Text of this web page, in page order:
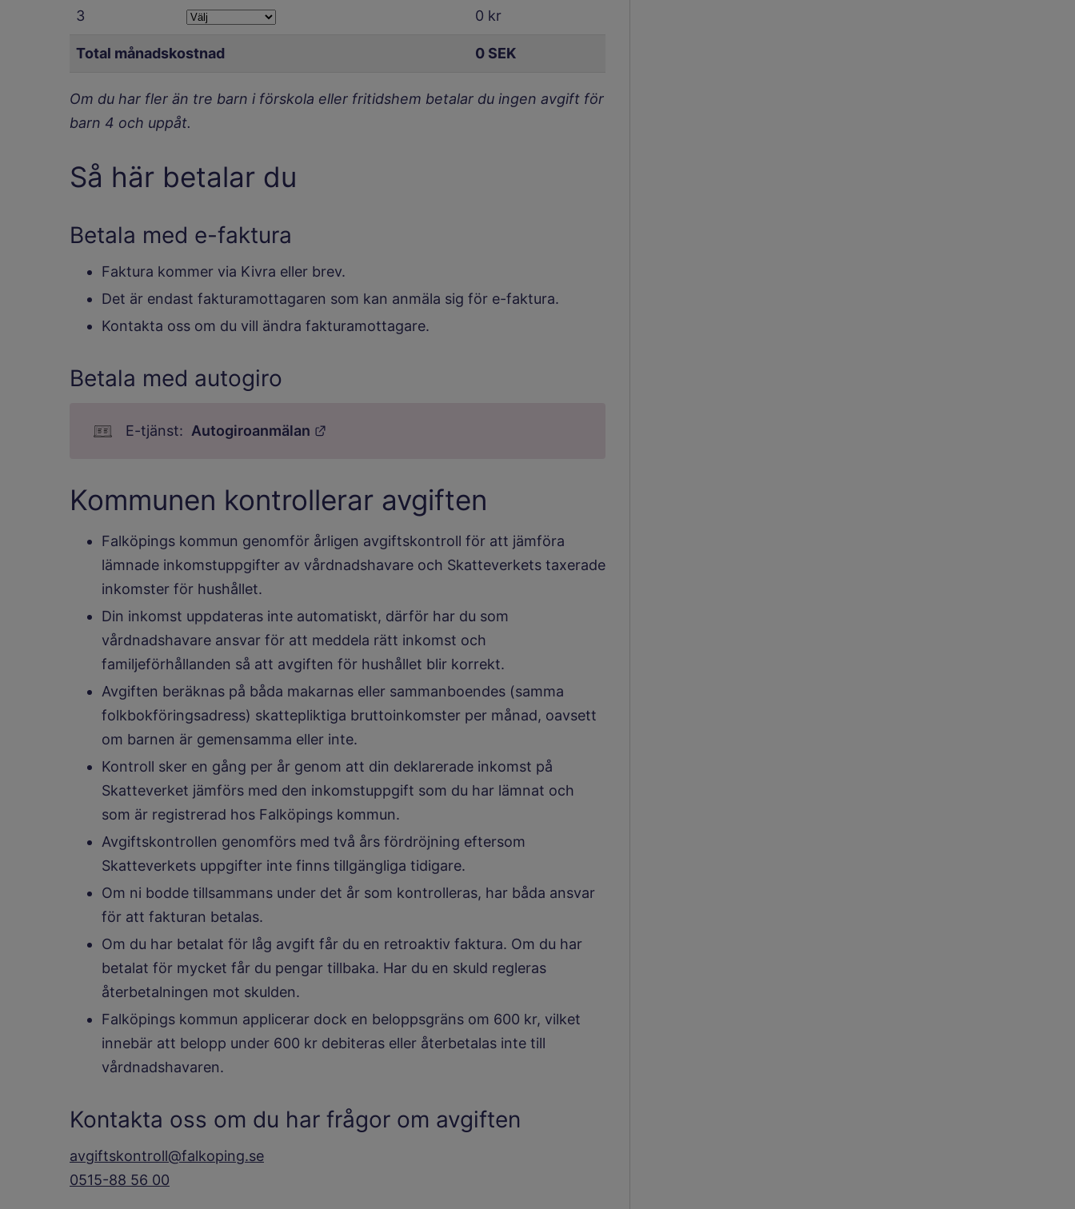
3 0 kr
Total månadskostnad 0 SEK
Om du har fler än tre barn i förskola eller fritidshem betalar du ingen avgift för
barn 4 och uppåt.
Så här betalar du
Betala med e-faktura
Faktura kommer via Kivra eller brev.
Det är endast fakturamottagaren som kan anmäla sig för e-faktura.
Kontakta oss om du vill ändra fakturamottagare.
Betala med autogiro
Autogiroanmälan
Kommunen kontrollerar avgiften
Falköpings kommun genomför årligen avgiftskontroll för att jämföra
lämnade inkomstuppgifter av vårdnadshavare och Skatteverkets taxerade
inkomster för hushållet.
Din inkomst uppdateras inte automatiskt, därför har du som
vårdnadshavare ansvar för att meddela rätt inkomst och
familjeförhållanden så att avgiften för hushållet blir korrekt.
Avgiften beräknas på båda makarnas eller sammanboendes (samma
folkbokföringsadress) skattepliktiga bruttoinkomster per månad, oavsett
om barnen är gemensamma eller inte.
Kontroll sker en gång per år genom att din deklarerade inkomst på
Skatteverket jämförs med den inkomstuppgift som du har lämnat och
som är registrerad hos Falköpings kommun.
Avgiftskontrollen genomförs med två års fördröjning eftersom
Skatteverkets uppgifter inte finns tillgängliga tidigare.
Om ni bodde tillsammans under det år som kontrolleras, har båda ansvar
för att fakturan betalas.
Om du har betalat för låg avgift får du en retroaktiv faktura. Om du har
betalat för mycket får du pengar tillbaka. Har du en skuld regleras
återbetalningen mot skulden.
Falköpings kommun applicerar dock en beloppsgräns om 600 kr, vilket
innebär att belopp under 600 kr debiteras eller återbetalas inte till
vårdnadshavaren.
Kontakta oss om du har frågor om avgiften
avgiftskontroll@falkoping.se
0515-88 56 00